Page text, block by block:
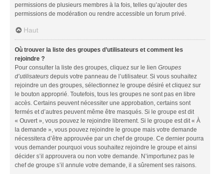
permissions de plusieurs membres à la fois, telles qu’ajouter des
permissions de modération ou rendre accessible un forum privé.
Haut
Où trouver la liste des groupes d’utilisateurs et comment les
rejoindre ?
Pour consulter la liste des groupes, cliquez sur le lien Groupes
d’utilisateurs depuis votre panneau de l’utilisateur. Si vous souhaitez
rejoindre un des groupes, sélectionnez le groupe désiré et cliquez sur
le bouton approprié. Toutefois, tous les groupes ne sont pas en libre
accès. Certains peuvent nécessiter une approbation, certains sont
fermés et d’autres peuvent même être masqués. Si le groupe est dit
« Ouvert », vous pouvez le rejoindre librement. Si le groupe est dit « À
la demande », vous pouvez rejoindre le groupe mais votre demande
nécessitera d’être approuvée par un chef de groupe. Ce dernier pourra
vous demander pourquoi vous souhaitez rejoindre le groupe et ainsi
décider s’il approuvera ou non votre demande. N’importunez pas le
chef de groupe s’il annule votre demande, il a sûrement ses raisons.